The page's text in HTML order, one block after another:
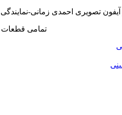
آیفون تصویری احمدی زمانی-
تمامی قطعات